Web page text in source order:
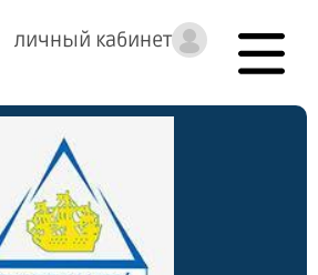
личный кабинет